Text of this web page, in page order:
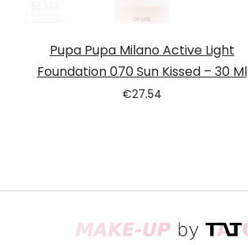
Pupa Pupa Milano Active Light
Foundation 070 Sun Kissed – 30 Ml
€27.54